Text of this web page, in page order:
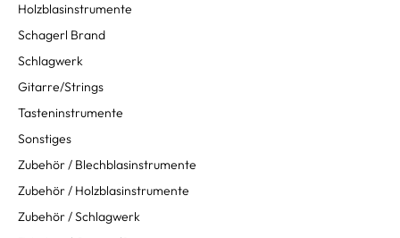
Holzblasinstrumente
Schagerl Brand
Schlagwerk
Gitarre/Strings
Tasteninstrumente
Sonstiges
Zubehör / Blechblasinstrumente
Zubehör / Holzblasinstrumente
Zubehör / Schlagwerk